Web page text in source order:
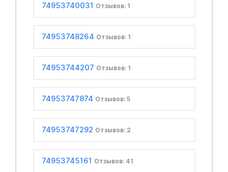
74953740031 Отзывов: 1
74953748264 Отзывов: 1
74953744207 Отзывов: 1
74953747874 Отзывов: 5
74953747292 Отзывов: 2
74953745161 Отзывов: 41